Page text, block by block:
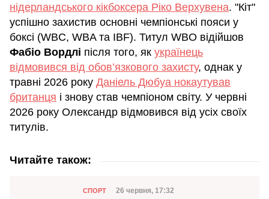
нідерландського кікбоксера Ріко Верхувена. "Кіт"
успішно захистив основні чемпіонські пояси у
боксі (WBC, WBA та IBF). Титул WBO відійшов
Фабіо Вордлі після того, як українець
відмовився від обов’язкового захисту, однак у
травні 2026 року Даніель Дюбуа нокаутував
британця і знову став чемпіоном світу. У червні
2026 року Олександр відмовився від усіх своїх
титулів.
Читайте також:
Категорія
СПОРТ Дата публікації
26 червня, 17:32